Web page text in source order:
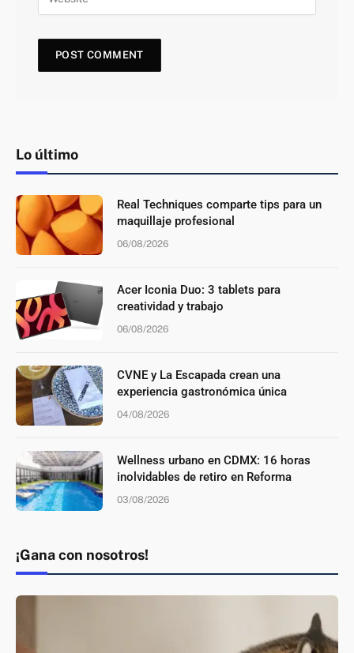
Lo último
Real Techniques comparte tips para un
maquillaje profesional
06/08/2026
Acer Iconia Duo: 3 tablets para
creatividad y trabajo
06/08/2026
CVNE y La Escapada crean una
experiencia gastronómica única
04/08/2026
Wellness urbano en CDMX: 16 horas
inolvidables de retiro en Reforma
03/08/2026
¡Gana con nosotros!